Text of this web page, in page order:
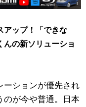
アップ！「できな
んの新ソリューショ
ーションが優先され
のが今や普通。日本